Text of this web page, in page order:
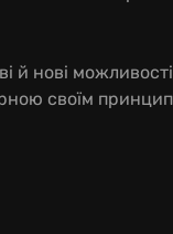
нові
своїм